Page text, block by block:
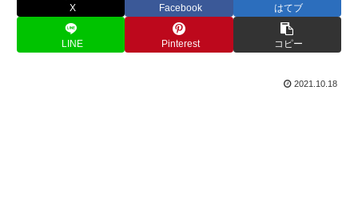
X Facebook はてブ
LINE Pinterest コピー
2021.10.18